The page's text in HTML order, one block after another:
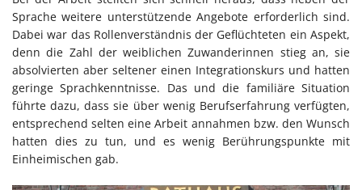
Sprache weitere unterstützende Angebote erforderlich sind.
Dabei war das Rollenverständnis der Geflüchteten ein Aspekt,
denn die Zahl der weiblichen Zuwanderinnen stieg an, sie
absolvierten aber seltener einen Integrationskurs und hatten
geringe Sprachkenntnisse. Das und die familiäre Situation
führte dazu, dass sie über wenig Berufserfahrung verfügten,
entsprechend selten eine Arbeit annahmen bzw. den Wunsch
hatten dies zu tun, und es wenig Berührungspunkte mit
Einheimischen gab.